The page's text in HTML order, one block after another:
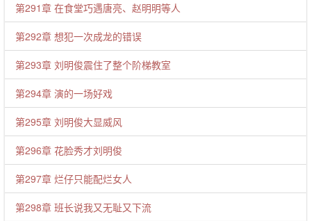
第291章 在食堂巧遇唐亮、赵明明等人
第292章 想犯一次成龙的错误
第293章 刘明俊震住了整个阶梯教室
第294章 演的一场好戏
第295章 刘明俊大显威风
第296章 花脸秀才刘明俊
第297章 烂仔只能配烂女人
第298章 班长说我又无耻又下流